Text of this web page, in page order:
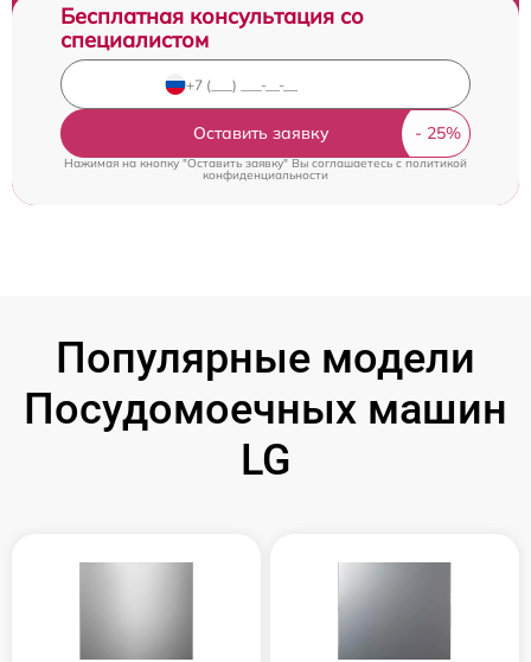
Бесплатная консультация со
специалистом
Оставить заявку
Нажимая на кнопку "Оставить заявку" Вы соглашаетесь cполитикой
конфиденциальности
Популярные модели
Посудомоечных машин
LG